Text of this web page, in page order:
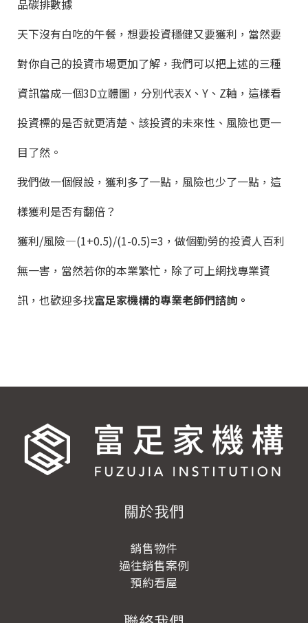
品碳排數據
天下沒有白吃的午餐，想要投資穩健又要獲利，當然要
對你自己的投資市場更加了解，我們可以把上述的三種
資訊當成一個3D立體圖，分別代表X、Y、Z軸，這樣看
投資標的是否就更清楚、該投資的未來性、風險也更一
目了然。
我們做一個假設，獲利多了一點，風險也少了一點，這
樣獲利是否有翻倍？
獲利/風險—(1+0.5)/(1-0.5)=3，做個勤勞的投資人百利
無一害，當然若你的本業繁忙，除了可上網找專業資
訊，也歡迎多找富足家機構的專業老師們諮詢。
關於我們
銷售物件
過往銷售案例
預約看屋